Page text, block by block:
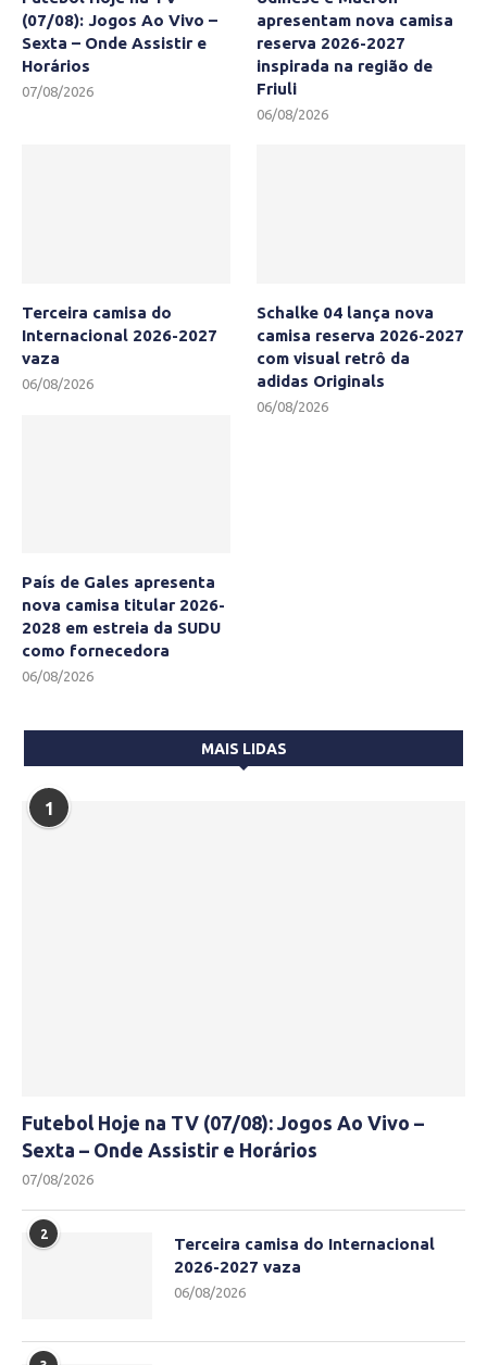
(07/08): Jogos Ao Vivo –
Sexta – Onde Assistir e
Horários
07/08/2026
apresentam nova camisa
reserva 2026-2027
inspirada na região de
Friuli
06/08/2026
Terceira camisa do
Internacional 2026-2027
vaza
06/08/2026
Schalke 04 lança nova
camisa reserva 2026-2027
com visual retrô da
adidas Originals
06/08/2026
País de Gales apresenta
nova camisa titular 2026-
2028 em estreia da SUDU
como fornecedora
06/08/2026
MAIS LIDAS
1
Futebol Hoje na TV (07/08): Jogos Ao Vivo –
Sexta – Onde Assistir e Horários
07/08/2026
2
Terceira camisa do Internacional
2026-2027 vaza
06/08/2026